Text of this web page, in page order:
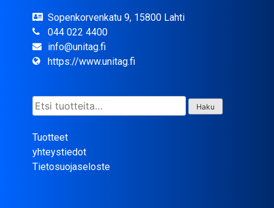
Sopenkorvenkatu 9, 15800 Lahti
044 022 4400
info@unitag.fi
https://www.unitag.fi
Etsi: Haku
Tuotteet
yhteystiedot
Tietosuojaseloste